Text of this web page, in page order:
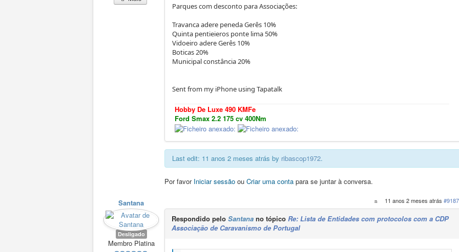
Parques com desconto para Associações:
Travanca adere peneda Gerês 10%
Quinta pentieieros ponte lima 50%
Vidoeiro adere Gerês 10%
Boticas 20%
Municipal constância 20%
Sent from my iPhone using Tapatalk
Hobby De Luxe 490 KMFe
Ford Smax 2.2 175 cv 400Nm
Last edit: 11 anos 2 meses atrás by ribascop1972.
Por favor Iniciar sessão ouCriar uma conta para se juntar à conversa.
Santana
Desligado
Membro Platina
11 anos 2 meses atrás
Respondido peloSantana no tópicoRe: Lista de Entidades com protocolos com a CDP
Associação de Caravanismo de Portugal